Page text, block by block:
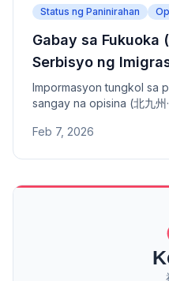
Status ng Paninirahan
Gabay sa Fukuoka
Serbisyo ng
Impormasyon tungkol sa
sangay na opisina (北九州·
- address, numero ng
Feb 7, 2026